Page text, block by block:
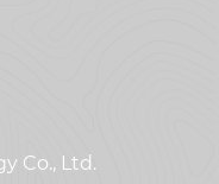
Co., Ltd.